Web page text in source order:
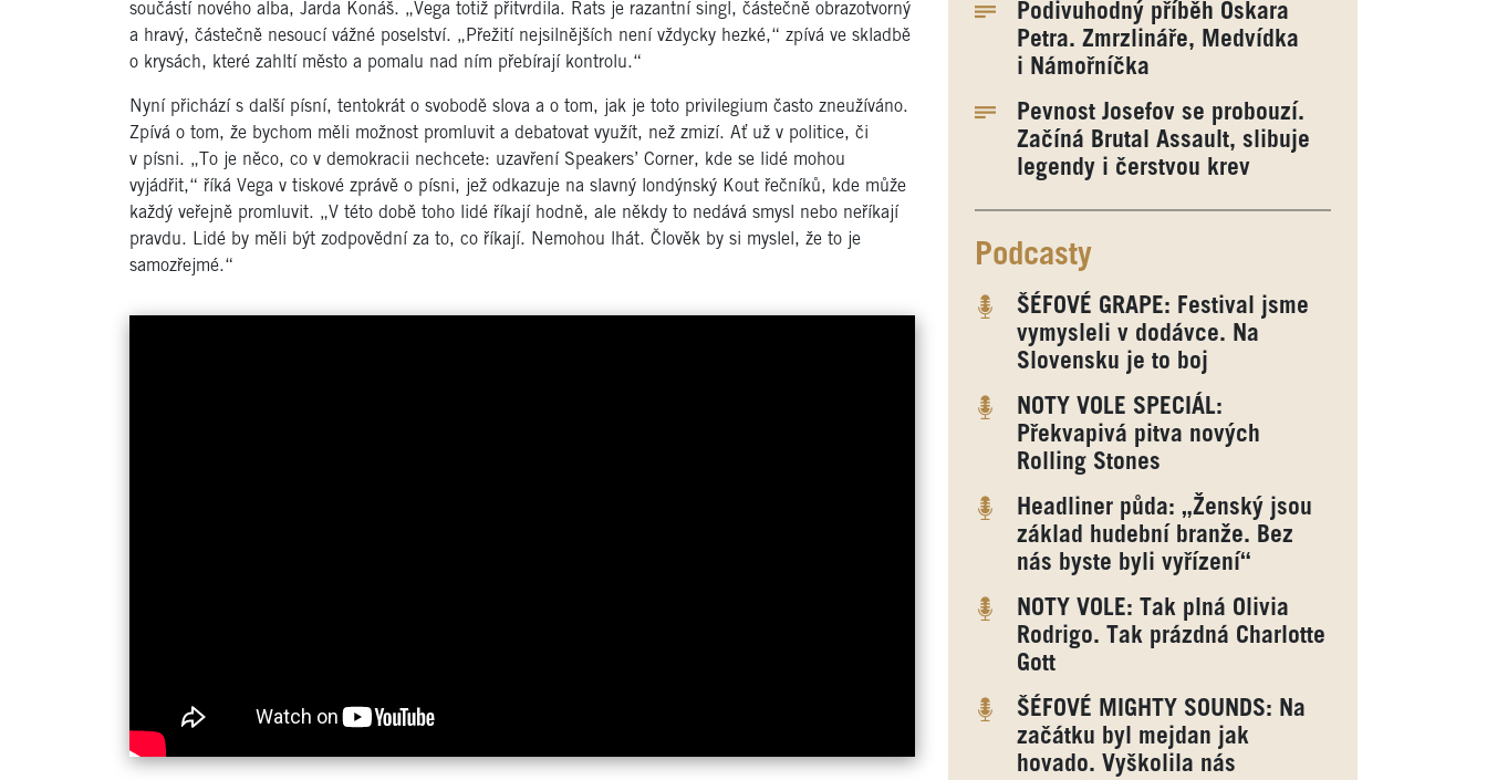
součástí nového alba, Jarda Konáš. „Vega totiž přitvrdila. Rats je razantní singl, částečně obrazotvorný
a hravý, částečně nesoucí vážné poselství. „Přežití nejsilnějších není vždycky hezké,“ zpívá ve skladbě
o krysách, které zahltí město a pomalu nad ním přebírají kontrolu.“
Nyní přichází s další písní, tentokrát o svobodě slova a o tom, jak je toto privilegium často zneužíváno.
Zpívá o tom, že bychom měli možnost promluvit a debatovat využít, než zmizí. Ať už v politice, či
v písni. „To je něco, co v demokracii nechcete: uzavření Speakers’ Corner, kde se lidé mohou
vyjádřit,“ říká Vega v tiskové zprávě o písni, jež odkazuje na slavný londýnský Kout řečníků, kde může
každý veřejně promluvit. „V této době toho lidé říkají hodně, ale někdy to nedává smysl nebo neříkají
pravdu. Lidé by měli být zodpovědní za to, co říkají. Nemohou lhát. Člověk by si myslel, že to je
samozřejmé.“
Podivuhodný příběh Oskara
Petra. Zmrzlináře, Medvídka
i Námořníčka
Pevnost Josefov se probouzí.
Začíná Brutal Assault, slibuje
legendy i čerstvou krev
Podcasty
ŠÉFOVÉ GRAPE: Festival jsme
vymysleli v dodávce. Na
Slovensku je to boj
NOTY VOLE SPECIÁL:
Překvapivá pitva nových
Rolling Stones
Headliner půda: „Ženský jsou
základ hudební branže. Bez
nás byste byli vyřízení“
NOTY VOLE: Tak plná Olivia
Rodrigo. Tak prázdná Charlotte
Gott
ŠÉFOVÉ MIGHTY SOUNDS: Na
začátku byl mejdan jak
hovado. Vyškolila nás